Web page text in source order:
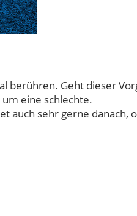
berühren. Geht dieser
eine schlechte.
auch sehr gerne danach,